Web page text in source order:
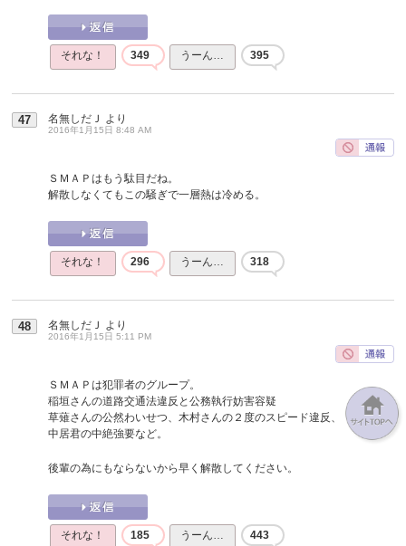
それな！ 349 うーん… 395
47 名無しだＪ より
2016年1月15日 8:48 AM
ＳＭＡＰはもう駄目だね。
解散しなくてもこの騒ぎで一層熱は冷める。
それな！ 296 うーん… 318
48 名無しだＪ より
2016年1月15日 5:11 PM
ＳＭＡＰは犯罪者のグループ。
稲垣さんの道路交通法違反と公務執行妨害容疑
草薙さんの公然わいせつ、木村さんの２度のスピード違反、
中居君の中絶強要など。
後輩の為にもならないから早く解散してください。
それな！ 185 うーん… 443